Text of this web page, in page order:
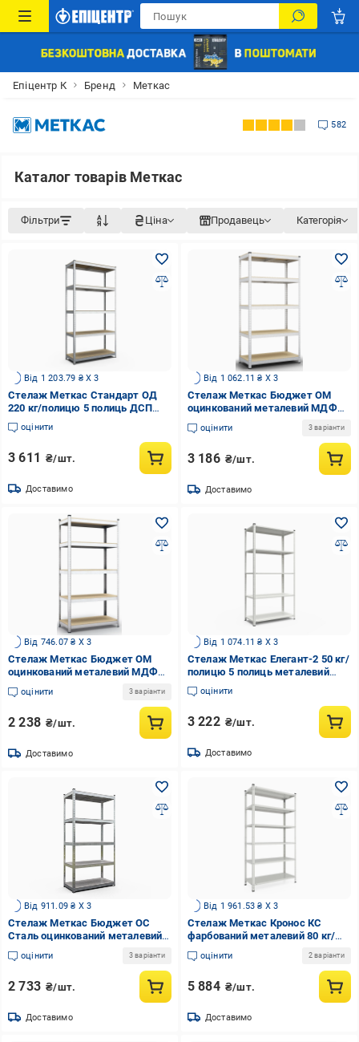
Епіцентр К Бренд Меткас
582
Каталог товарів Меткас
Фільтри Ціна Продавець Категорія
Від 1 203.79 ₴ X 3
Стелаж Меткас Стандарт ОД
220 кг/полицю 5 полиць ДСП
оцинкований металевий
2400x1000x500 мм (3DPanda-
оцінити
3 611 ₴/шт.
Доставимо
Від 1 062.11 ₴ X 3
Стелаж Меткас Бюджет ОМ
оцинкований металевий МДФ
150 кг/полиця 5 полиць
2000х1000х500 мм (3DPanda-
оцінити 3 варіанти
3 186 ₴/шт.
Доставимо
Від 746.07 ₴ X 3
Стелаж Меткас Бюджет ОМ
оцинкований металевий МДФ
175 кг/полиця 5 полиць
1800х900х300 мм (3DPanda-
оцінити 3 варіанти
2 238 ₴/шт.
Доставимо
Від 1 074.11 ₴ X 3
Стелаж Меткас Елегант-2 50 кг/
полицю 5 полиць металевий
1840x950x440 мм (3DPanda-
EL184110954454W)
оцінити
3 222 ₴/шт.
Доставимо
Від 911.09 ₴ X 3
Стелаж Меткас Бюджет ОС
Сталь оцинкований металевий
150 кг/полиця 5 полиць
1800х900х300 мм (3DPanda-
оцінити 3 варіанти
2 733 ₴/шт.
Доставимо
Від 1 961.53 ₴ X 3
Стелаж Меткас Кронос КС
фарбований металевий 80 кг/
полиця 6 полиць 2200х1000х500
мм (3DPanda-
оцінити 2 варіанти
5 884 ₴/шт.
Доставимо